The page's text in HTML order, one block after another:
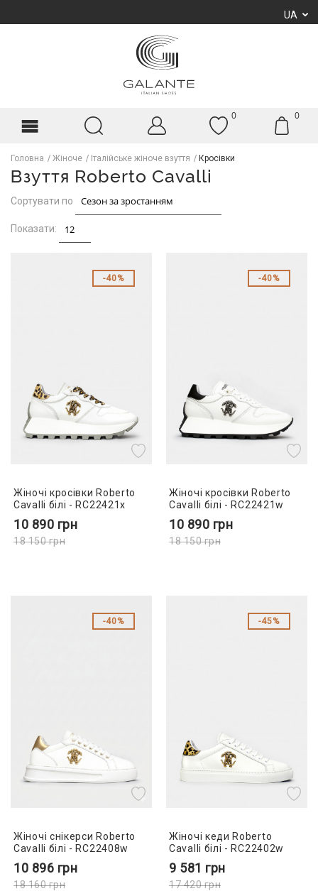
UA
0 0
Головна Жіноче Італійське жіноче взуття Кросівки
Взуття Roberto Cavalli
Сортувати по
Показати:
40%
Жіночі кросівки Roberto
Cavalli білі - RC22421x
10 890 грн
18 150грн
40%
Жіночі кросівки Roberto
Cavalli білі - RC22421w
10 890 грн
18 150грн
40%
Жіночі снікерси Roberto
Cavalli білі - RC22408w
10 896 грн
18 160грн
45%
Жіночі кеди Roberto
Cavalli білі - RC22402w
9 581 грн
17 420грн